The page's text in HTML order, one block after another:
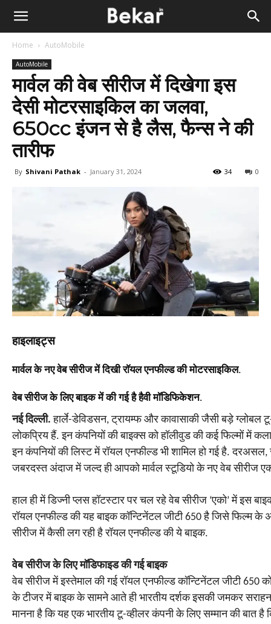
Home AutoMobile
AutoMobile
मार्वल की वेब सीरीज में दिखेगा इस
देसी मोटरसाइकिल का जलवा,
650cc इंजन से है लैस, फैन्स ने की
तारीफ
By Shivani Pathak - January 31, 2024 0
34
हाइलाइट्स
मार्वल के नए वेब सीरीज में दिखी राॅयल एनफील्ड की मोटरसाइकिल.
वेब सीरीज के लिए बाइक में की गई है हैवी मॉडिफिकेशन.
नई दिल्ली. हार्ले-डेविडसन, ट्रायम्फ और कावासाकी जैसी बड़े ग्लोबल
लोकप्रिय हैं. इन कंपनियों की बाइक्स को हॉलीवुड की कई फिल्मों में
इन कंपनियों की लिस्ट में रॉयल एनफील्ड भी शामिल हो गई है.
जबरदस्त अंदाज में जल्द ही आपको मार्वल स्टूडियो के नए वेब सीरीज
हाल ही में डिज्नी प्लस हॉटस्टार पर चल रहे वेब सीरीज ‘एको’ में इस
रॉयल एनफील्ड की यह बाइक कॉन्टिनेंटल जीटी 650 है जिसे फिल्म के
सीरीज में कैसी लग रही है रॉयल एनफील्ड की ये बाइक.
वेब सीरीज के लिए मॉडिफाइड की गई बाइक
वेब सीरीज में इस्तेमाल की गई रॉयल एनफील्ड कॉन्टिनेंटल जीटी 650
के टीजर में बाइक के सामने आते ही भारतीय दर्शक इसकी जमकर
मानना है कि यह एक भारतीय टू-व्हीलर कंपनी के लिए सम्मान की बात